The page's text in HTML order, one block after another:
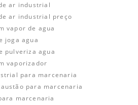
ar industrial
ar industrial preço
vapor de agua
joga agua
pulveriza agua
vaporizador
para marcenaria
para marcenaria
marcenaria